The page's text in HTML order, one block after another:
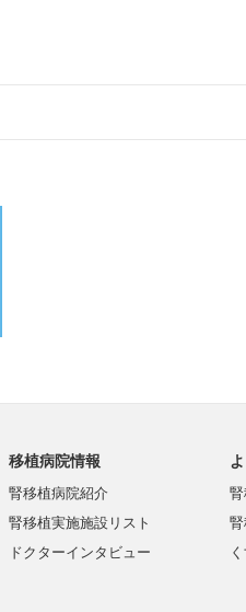
移植病院情報
腎移植病院紹介
腎移植実施施設リスト
ドクターインタビュー